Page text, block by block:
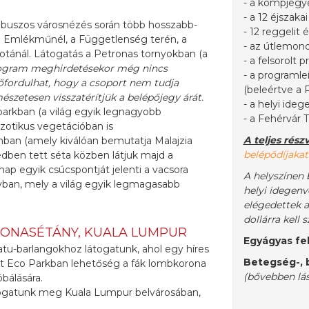
- a
- a 12
- 12 reggelit
- az
- a felsorolt
- a
(beleértve a
- a helyi
- a Fehérvár
A teljes
A helyszínen
helyi
elégedettek
dollárra kell
Egyágyas
Betegség-,
(bővebben
városnézés során több hosszabb-
a Függetlenség terén, a
Látogatás a Petronas tornyokban (a
meghirdetésekor még nincs
hogy a csoport nem tudja
visszatérítjük a belépőjegy árát.
(a világ egyik legnagyobb
vegetációban is
(amely kiválóan bemutatja Malajzia
tett séta közben látjuk majd a
egyik csúcspontját jelenti a vacsora
mely a világ egyik legmagasabb
KUALA LUMPUR
barlangokhoz látogatunk, ahol egy híres
Parkban lehetőség a fák lombkorona
meg Kuala Lumpur belvárosában,